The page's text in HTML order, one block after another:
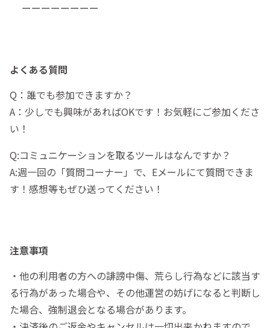
ーーーーーーーー
よくある質問
Q：誰でも参加できますか？
A：少しでも興味があればOKです！お気軽にご参加くださ
い！
Q:コミュニケーションを取るツールはなんですか？
A:週一回の「質問コーナー」で、Eメールにて質問できま
す！感想等もぜひ送ってください！
注意事項
・他の利用者の方への誹謗中傷、荒らし行為などに該当す
る行為があった場合や、その他運営の妨げになると判断し
た場合、強制退会となる場合があります。